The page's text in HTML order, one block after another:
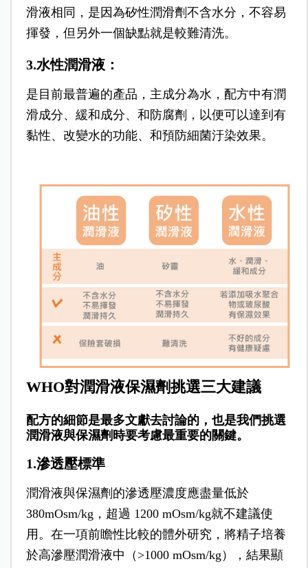
滑液相同，是因為矽性潤滑劑不含水分，不容易
揮發，但另外一個缺點就是較難清洗。
3.水性潤滑液：
是目前最普遍的產品，主成分為水，配方中有潤
滑成分、緩和成分、和防腐劑，以便可以達到有
黏性、改變水的功能、和預防細菌汙染效果。
WHO對潤滑液保濕劑挑選三大建議
配方的細節是最多文獻去討論的，也是我們挑選
潤滑液與保濕劑時要考慮最重要的關鍵。
1.滲透壓標準
潤滑液與保濕劑的滲透壓濃度應盡量低於
380mOsm/kg，超過 1200 mOsm/kg就不建議使
用。在一項前瞻性比較的體外研究，將精子培養
於高滲壓潤滑液中（>1000 mOsm/kg），結果顯